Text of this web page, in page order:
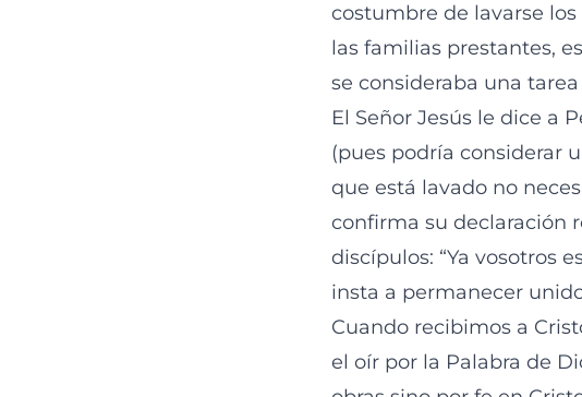
costumbre de lavarse
las familias prestantes,
se consideraba una
El Señor Jesús le dice a
(pues podría considerar
que está lavado no
confirma su declaración
discípulos: “Ya vosotros
insta a permanecer
Cuando recibimos a
el oír por la Palabra de